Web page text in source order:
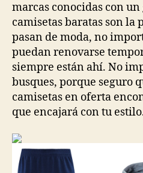
marcas conocidas con
camisetas baratas son la
pasan de moda, no
puedan renovarse
siempre están ahí. No
busques, porque seguro
camisetas en oferta
que encajará con tu